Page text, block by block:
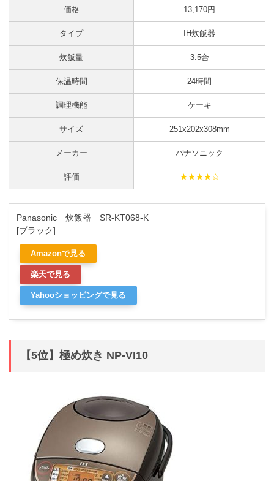
価格 13,170円
タイプ IH炊飯器
炊飯量 3.5合
保温時間 24時間
調理機能 ケーキ
サイズ 251x202x308mm
メーカー パナソニック
評価 ★★★★☆
Panasonic 炊飯器 SR-KT068-K
[ブラック]
Amazonで見る
楽天で見る
Yahooショッピングで見る
【5位】極め炊き NP-VI10